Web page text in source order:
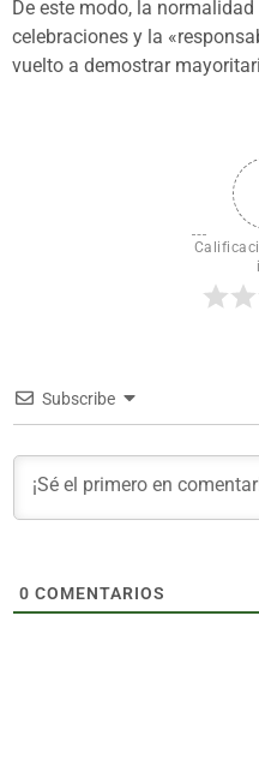
De este modo, la
celebraciones y la
vuelto a demostrar
Subscribe
0 COMENTARIOS